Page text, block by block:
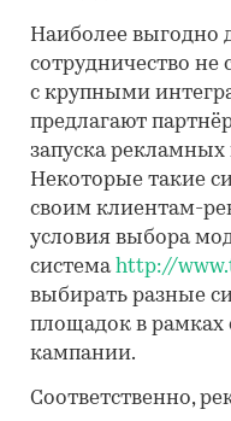
Наиболее выгодно
сотрудничество не
с крупными
предлагают
запуска
Некоторые такие
своим клиентам-
условия выбора
системаhttp://
выбирать разные
площадок в
кампании.
Соответственно,